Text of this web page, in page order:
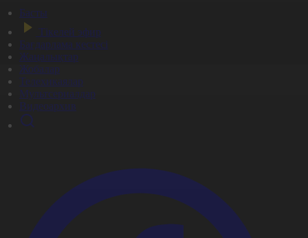
Басты
Тікелей эфир
Бағдарлама кестесі
Жаңалықтар
Жобалар
Телехикаялар
Мультсериалдар
Видеоархив